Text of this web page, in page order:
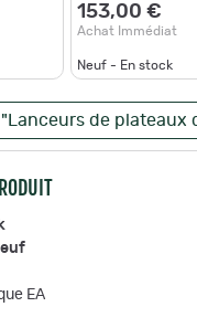
153,00 €
Achat Immédiat
Neuf - En stock
de plateaux
EA